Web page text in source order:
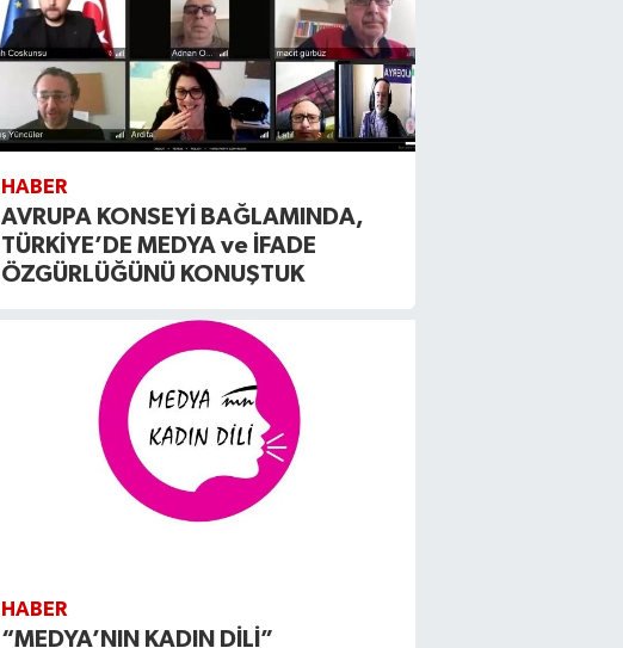
HABER
AVRUPA KONSEYİ BAĞLAMINDA,
TÜRKİYE’DE MEDYA ve İFADE
ÖZGÜRLÜĞÜNÜ KONUŞTUK
HABER
“MEDYA’NIN KADIN DİLİ”